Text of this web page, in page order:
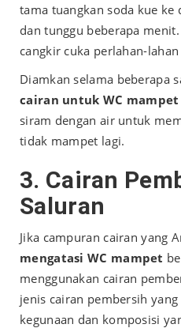
tama tuangkan soda kue ke
dan tunggu beberapa
cangkir cuka perlahan-
Diamkan selama beberapa
cairan untuk WC mampet
siram dengan air untuk
tidak mampet lagi.
3. Cairan
Saluran
Jika campuran cairan yang
mengatasi WC mampet
menggunakan cairan
jenis cairan pembersih
kegunaan dan komposisi